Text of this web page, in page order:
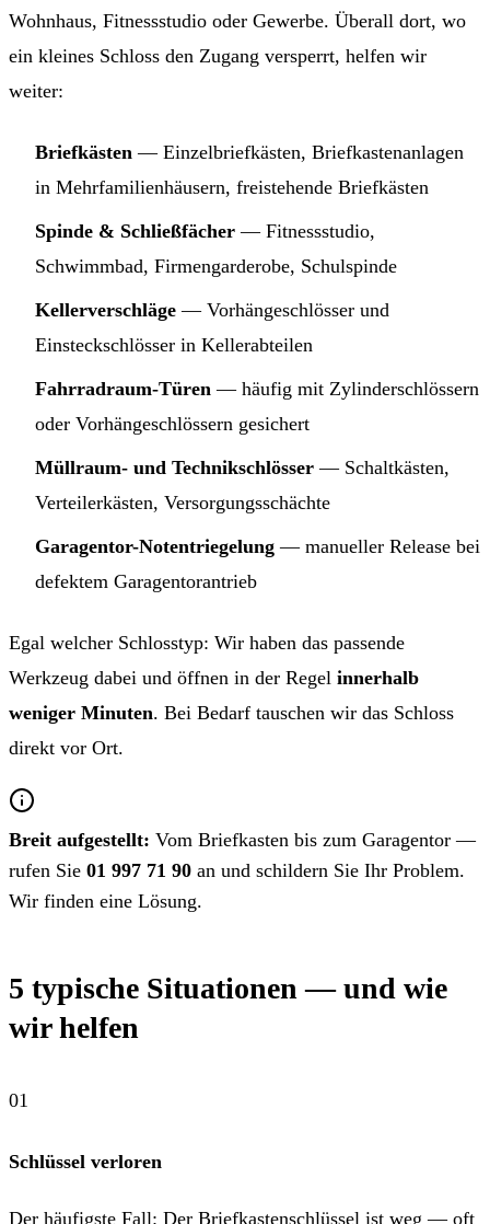
Wohnhaus, Fitnessstudio oder Gewerbe. Überall dort, wo
ein kleines Schloss den Zugang versperrt, helfen wir
weiter:
Briefkästen — Einzelbriefkästen, Briefkastenanlagen
in Mehrfamilienhäusern, freistehende Briefkästen
Spinde & Schließfächer — Fitnessstudio,
Schwimmbad, Firmengarderobe, Schulspinde
Kellerverschläge — Vorhängeschlösser und
Einsteckschlösser in Kellerabteilen
Fahrradraum-Türen — häufig mit Zylinderschlössern
oder Vorhängeschlössern gesichert
Müllraum- und Technikschlösser — Schaltkästen,
Verteilerkästen, Versorgungsschächte
Garagentor-Notentriegelung — manueller Release bei
defektem Garagentorantrieb
Egal welcher Schlosstyp: Wir haben das passende
Werkzeug dabei und öffnen in der Regel innerhalb
weniger Minuten. Bei Bedarf tauschen wir das Schloss
direkt vor Ort.
Breit aufgestellt: Vom Briefkasten bis zum Garagentor —
rufen Sie 01 997 71 90 an und schildern Sie Ihr Problem.
Wir finden eine Lösung.
5 typische Situationen — und wie
wir helfen
Schlüssel verloren
Der häufigste Fall: Der Briefkastenschlüssel ist weg — oft